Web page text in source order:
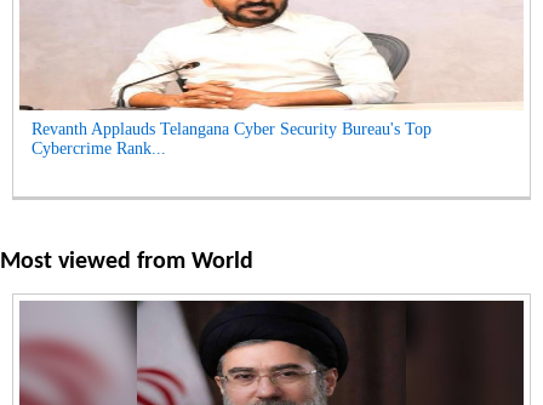
Revanth Applauds Telangana Cyber Security Bureau's Top
Cybercrime Rank...
Most viewed from World